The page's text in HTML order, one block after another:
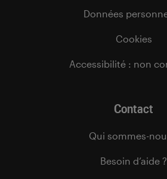
Données
Cookies
Accessibilité : non
Contact
Qui sommes-
Besoin d’aide ?